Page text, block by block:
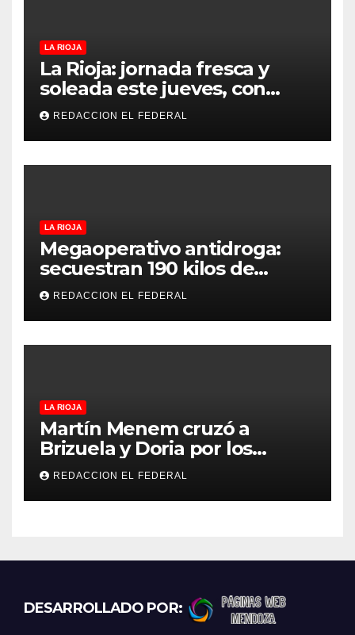
LA RIOJA
La Rioja: jornada fresca y
soleada este jueves, con
temperaturas estables para
el viernes
REDACCION EL FEDERAL
LA RIOJA
Megaoperativo antidroga:
secuestran 190 kilos de
marihuana que tenían como
destino La Rioja y Catamarca
REDACCION EL FEDERAL
LA RIOJA
Martín Menem cruzó a
Brizuela y Doria por los
incendios en Guanchín:
“Miente descaradamente”
REDACCION EL FEDERAL
DESARROLLADO POR: